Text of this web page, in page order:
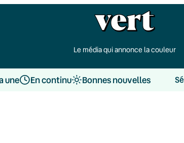
Le média qui annonce la couleur
une En continu Bonnes nouvelles